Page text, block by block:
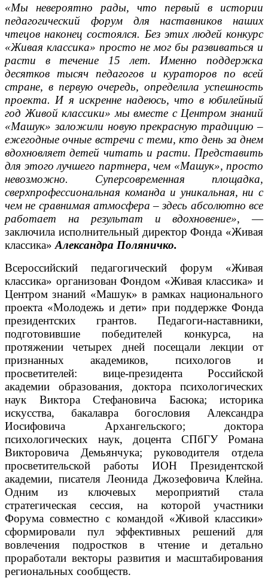
«Мы невероятно рады, что первый в истории
педагогический форум для наставников наших
чтецов наконец состоялся. Без этих людей конкурс
«Живая классика» просто не мог бы развиваться и
расти в течение 15 лет. Именно поддержка
десятков тысяч педагогов и кураторов по всей
стране, в первую очередь, определила успешность
проекта. И я искренне надеюсь, что в юбилейный
год Живой классики» мы вместе с Центром знаний
«Машук» заложили новую прекрасную традицию –
ежегодные очные встречи с теми, кто день за днем
вдохновляет детей читать и расти. Представить
для этого лучшего партнера, чем «Машук», просто
невозможно. Суперсовременная площадка,
сверхпрофессиональная команда и уникальная, ни с
чем не сравнимая атмосфера – здесь абсолютно все
работает на результат и вдохновение», —
заключила исполнительный директор Фонда «Живая
классика» Александра Поляничко.
Всероссийский педагогический форум «Живая
классика» организован Фондом «Живая классика» и
Центром знаний «Машук» в рамках национального
проекта «Молодежь и дети» при поддержке Фонда
президентских грантов. Педагоги-наставники,
подготовившие победителей конкурса, на
протяжении четырех дней посещали лекции от
признанных академиков, психологов и
просветителей: вице-президента Российской
академии образования, доктора психологических
наук Виктора Стефановича Басюка; историка
искусства, бакалавра богословия Александра
Иосифовича Архангельского; доктора
психологических наук, доцента СПбГУ Романа
Викторовича Демьянчука; руководителя отдела
просветительской работы ИОН Президентской
академии, писателя Леонида Джозефовича Клейна.
Одним из ключевых мероприятий стала
стратегическая сессия, на которой участники
Форума совместно с командой «Живой классики»
сформировали пул эффективных решений для
вовлечения подростков в чтение и детально
проработали векторы развития и масштабирования
региональных сообществ.